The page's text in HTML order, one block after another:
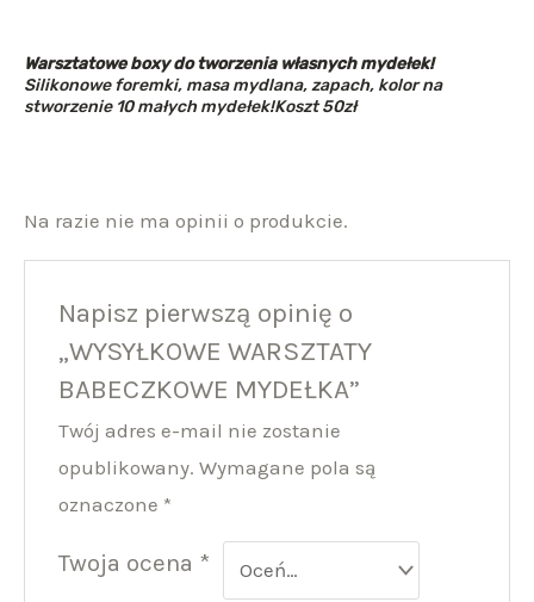
Warsztatowe boxy do tworzenia własnych mydełek!
Silikonowe foremki, masa mydlana, zapach, kolor na
stworzenie 10 małych mydełek!Koszt 50zł
Na razie nie ma opinii o produkcie.
Napisz pierwszą opinię o
„WYSYŁKOWE WARSZTATY
BABECZKOWE MYDEŁKA”
Twój adres e-mail nie zostanie
opublikowany. Wymagane pola są
oznaczone *
Twoja ocena *